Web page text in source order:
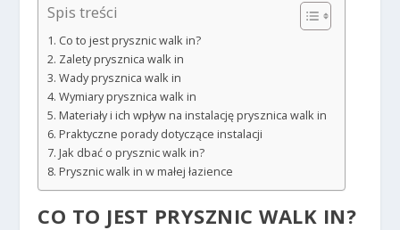
Spis treści
Co to jest prysznic walk in?
Zalety prysznica walk in
Wady prysznica walk in
Wymiary prysznica walk in
Materiały i ich wpływ na instalację prysznica walk in
Praktyczne porady dotyczące instalacji
Jak dbać o prysznic walk in?
Prysznic walk in w małej łazience
CO TO JEST PRYSZNIC WALK IN?